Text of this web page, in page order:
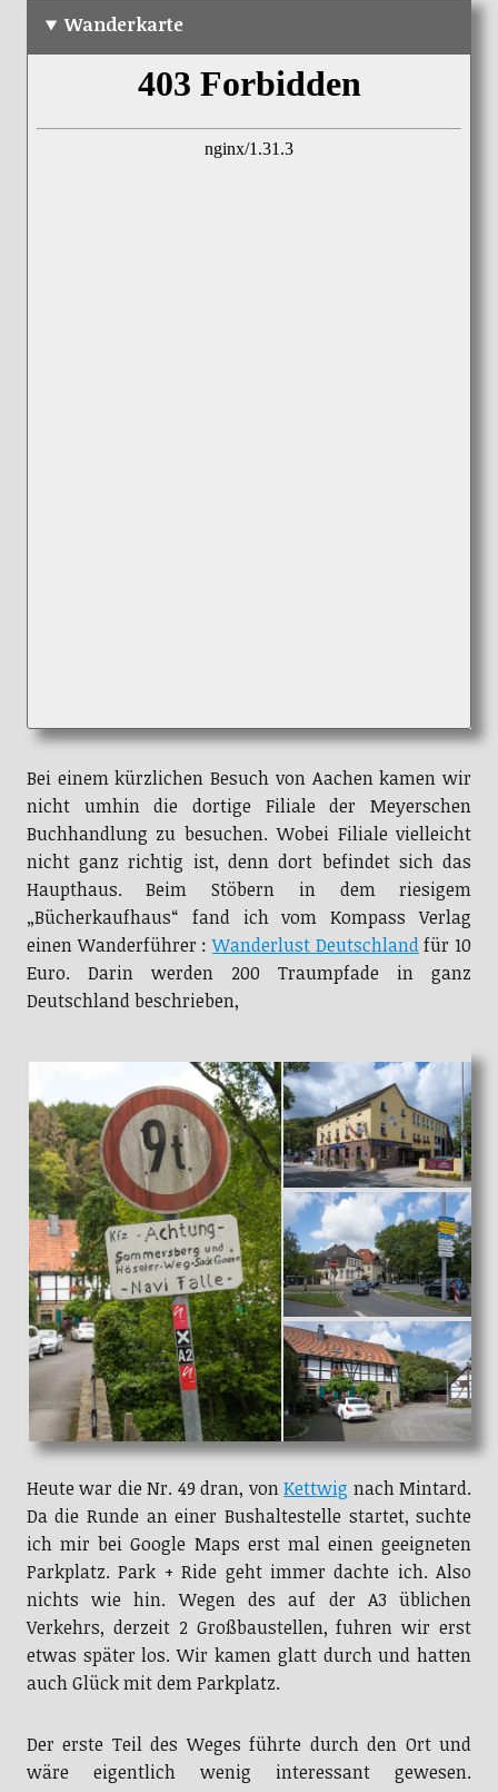
Wanderkarte
Bei einem kürzlichen Besuch von Aachen kamen wir
nicht umhin die dortige Filiale der Meyerschen
Buchhandlung zu besuchen. Wobei Filiale vielleicht
nicht ganz richtig ist, denn dort befindet sich das
Haupthaus. Beim Stöbern in dem riesigem
„Bücherkaufhaus“ fand ich vom Kompass Verlag
einen Wanderführer :Wanderlust Deutschlandfür 10
Euro. Darin werden 200 Traumpfade in ganz
Deutschland beschrieben,
Heute war die Nr. 49 dran, vonKettwig nach Mintard.
Da die Runde an einer Bushaltestelle startet, suchte
ich mir bei Google Maps erst mal einen geeigneten
Parkplatz. Park + Ride geht immer dachte ich. Also
nichts wie hin. Wegen des auf der A3 üblichen
Verkehrs, derzeit 2 Großbaustellen, fuhren wir erst
etwas später los. Wir kamen glatt durch und hatten
auch Glück mit dem Parkplatz.
Der erste Teil des Weges führte durch den Ort und
wäre eigentlich wenig interessant gewesen.